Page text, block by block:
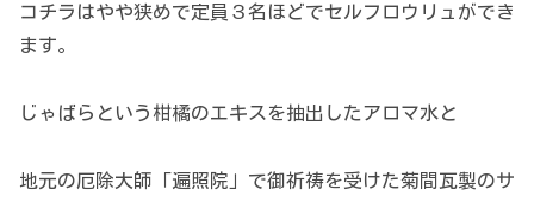
コチラはやや狭めで定員３名ほどでセルフロウリュができ
ます。
じゃばらという柑橘のエキスを抽出したアロマ水と
地元の厄除大師「遍照院」で御祈祷を受けた菊間瓦製のサ